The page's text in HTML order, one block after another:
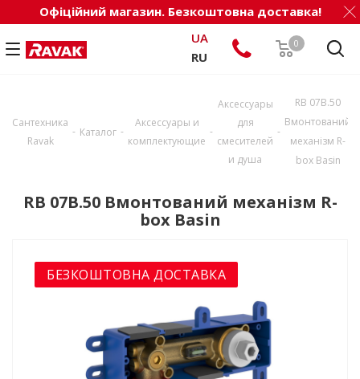
Офіційний магазин. Безкоштовна доставка!
0
UA
RU
Сантехника
Ravak
- Каталог -
Аксессуары и
комплектующие
-
Аксессуары
для
смесителей
и душа
-
RB 07B.50
Вмонтований
механізм R-
box Basin
RB 07B.50 Вмонтований механізм R-
box Basin
БЕЗКОШТОВНА ДОСТАВКА